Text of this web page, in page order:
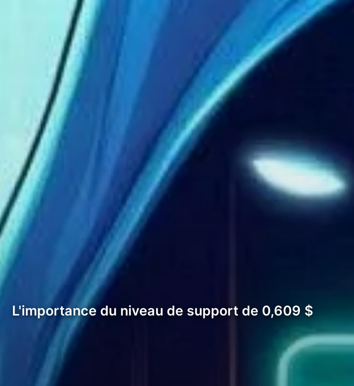
L'importance du niveau de support de 0,609 $